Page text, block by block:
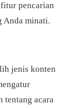
pencarian
Anda minati.
jenis konten
tentang acara